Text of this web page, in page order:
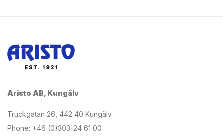
Aristo AB, Kungälv
Truckgatan 26, 442 40 Kungälv
Phone: +46 (0)303-24 61 00